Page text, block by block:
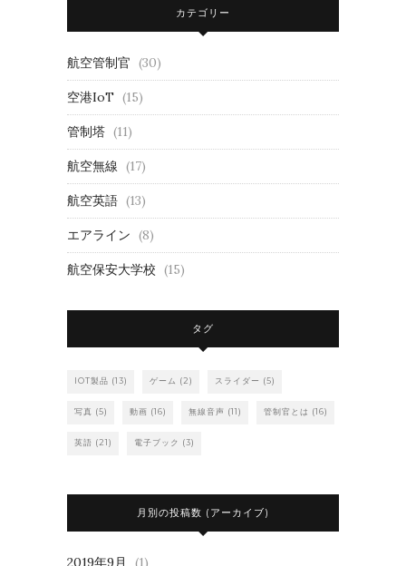
カテゴリー
航空管制官 (30)
空港IoT (15)
管制塔 (11)
航空無線 (17)
航空英語 (13)
エアライン (8)
航空保安大学校 (15)
タグ
IOT製品 (13) ゲーム (2) スライダー (5)
写真 (5) 動画 (16) 無線音声 (11) 管制官とは (16)
英語 (21) 電子ブック (3)
月別の投稿数 (アーカイブ)
2019年9月 (1)